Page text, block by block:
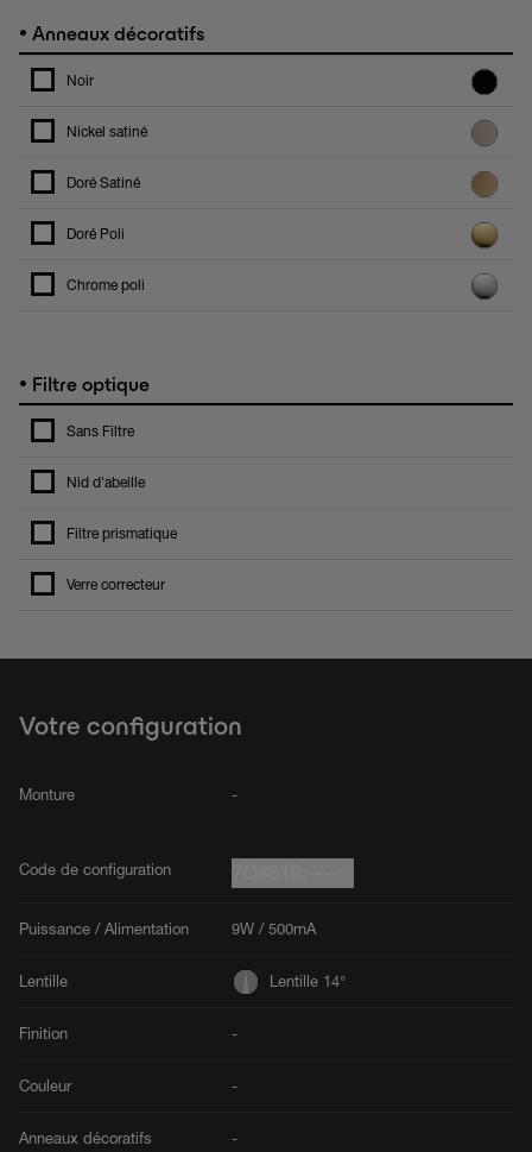
• Anneaux décoratifs
Noir
Nickel satiné
Doré Satiné
Doré Poli
Chrome poli
• Filtre optique
Sans Filtre
Nid d'abeille
Filtre prismatique
Verre correcteur
Votre configuration
Monture -
Code de configuration
Puissance / Alimentation 9W / 500mA
Lentille Lentille 14°
Finition -
Couleur -
Anneaux décoratifs -